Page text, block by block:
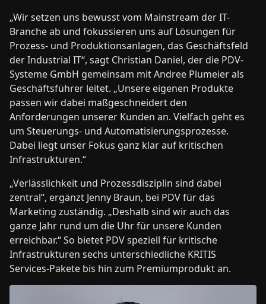
„Wir setzen uns bewusst vom Mainstream der IT-
Branche ab und fokussieren uns auf Lösungen für
Prozess- und Produktionsanlagen, das Geschäftsfeld
der Industrial IT“, sagt Christian Daniel, der die PDV-
Systeme GmbH gemeinsam mit Andree Plumeier als
Geschäftsführer leitet. „Unsere eigenen Produkte
passen wir dabei maßgeschneidert den
Anforderungen unserer Kunden an. Vielfach geht es
um Steuerungs- und Automatisierungsprozesse.
Dabei liegt unser Fokus ganz klar auf kritischen
Infrastrukturen.“
„Verlässlichkeit und Prozessdisziplin sind dabei
zentral“, ergänzt Jenny Braun, bei PDV für das
Marketing zuständig. „Deshalb sind wir auch das
ganze Jahr rund um die Uhr für unsere Kunden
erreichbar.“ So bietet PDV speziell für kritische
Infrastrukturen sechs unterschiedliche KRITIS
Services-Pakete bis hin zum Premiumprodukt an.